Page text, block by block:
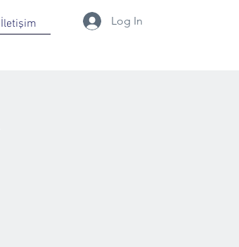
İletişim Log In